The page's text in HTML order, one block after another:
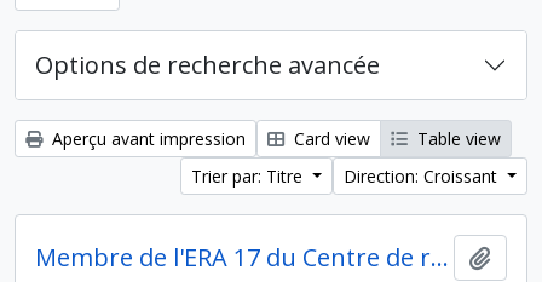
Options de recherche avancée
Aperçu avant impression Card view
Table view
Trier par: Titre
Direction: Croissant
Membre de l'ERA 17 du Centre de recherches archéologiques (CNRS)